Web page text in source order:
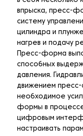
впрыска, пресс-
систему
цилиндра и
нагрев и подачу
Пресс-форма
способных
давления.
движением
необходимое
формы в процессе
цифровым
настраивать